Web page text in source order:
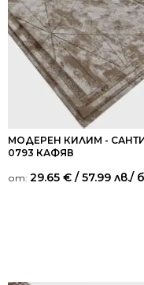
МОДЕРЕН КИЛИМ -
0793 КАФЯВ
от: 29.65 € / 57.99 лв./